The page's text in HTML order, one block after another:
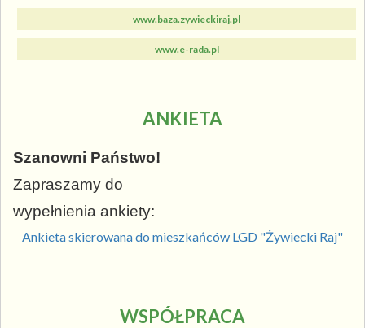
www.baza.zywieckiraj.pl
www.e-rada.pl
ANKIETA
Szanowni Państwo!
Zapraszamy do
wypełnienia ankiety:
Ankieta skierowana do mieszkańców LGD "Żywiecki Raj"
WSPÓŁPRACA